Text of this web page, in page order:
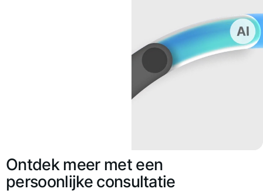
Ontdek meer met een
persoonlijke consultatie